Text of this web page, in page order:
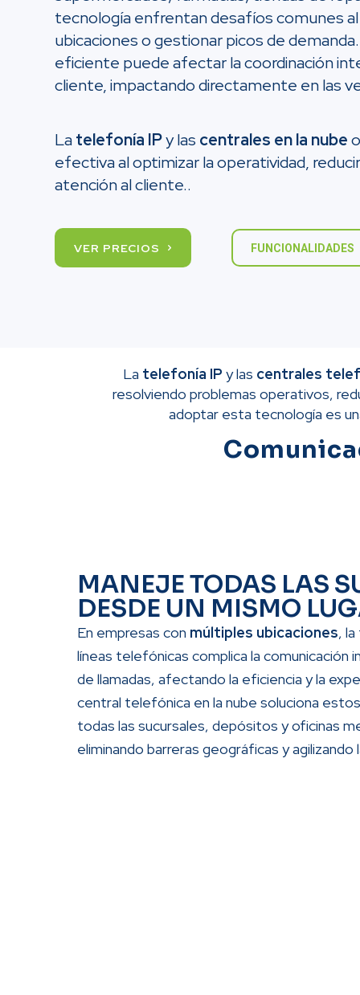
tecnología enfrentan desafíos comunes
ubicaciones o gestionar picos de
eficiente puede afectar la coordinación
cliente, impactando directamente en las
Latelefonía IPy las centrales en la nube
efectiva al optimizar la operatividad,
atención al cliente..
VER PRECIOS FUNCIONALIDADES
La telefonía IP y las centrales
resolviendo problemas operativos,
adoptar esta tecnología es